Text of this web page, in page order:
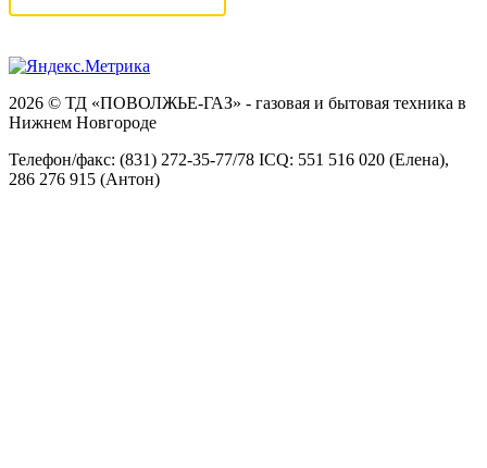
2026 © ТД «ПОВОЛЖЬЕ-ГАЗ» - газовая и бытовая техника в
Нижнем Новгороде
Телефон/факс: (831) 272-35-77/78 ICQ: 551 516 020 (Елена),
286 276 915 (Антон)